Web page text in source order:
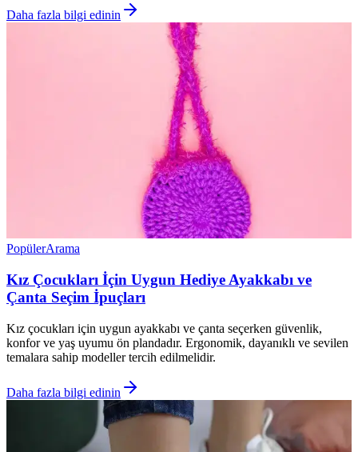
Daha fazla bilgi edinin
PopülerArama
Kız Çocukları İçin Uygun Hediye Ayakkabı ve
Çanta Seçim İpuçları
Kız çocukları için uygun ayakkabı ve çanta seçerken güvenlik,
konfor ve yaş uyumu ön plandadır. Ergonomik, dayanıklı ve sevilen
temalara sahip modeller tercih edilmelidir.
Daha fazla bilgi edinin